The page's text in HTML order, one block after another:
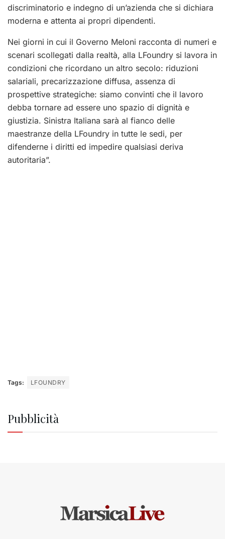
discriminatorio e indegno di un’azienda che si dichiara
moderna e attenta ai propri dipendenti.
Nei giorni in cui il Governo Meloni racconta di numeri e
scenari scollegati dalla realtà, alla LFoundry si lavora in
condizioni che ricordano un altro secolo: riduzioni
salariali, precarizzazione diffusa, assenza di
prospettive strategiche: siamo convinti che il lavoro
debba tornare ad essere uno spazio di dignità e
giustizia. Sinistra Italiana sarà al fianco delle
maestranze della LFoundry in tutte le sedi, per
difenderne i diritti ed impedire qualsiasi deriva
autoritaria”.
Tags: LFOUNDRY
Pubblicità